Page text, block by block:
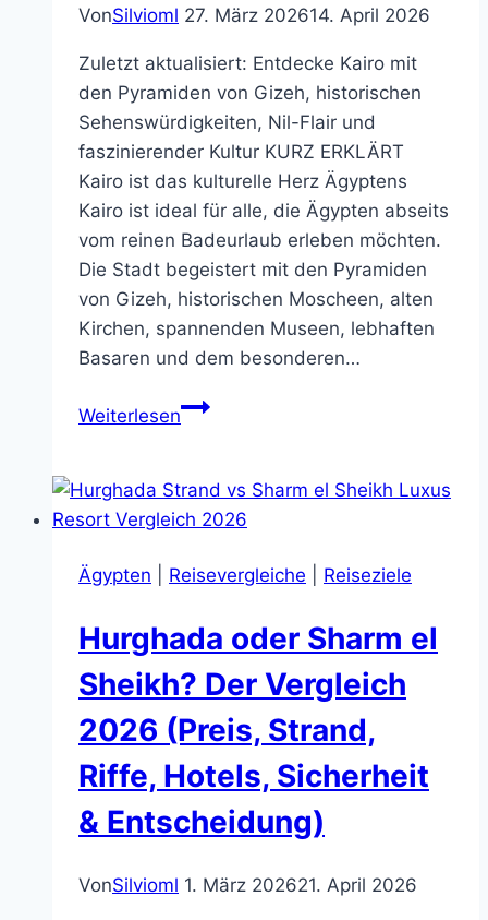
VonSilvioml 27. März 202614. April 2026
Zuletzt aktualisiert: Entdecke Kairo mit
den Pyramiden von Gizeh, historischen
Sehenswürdigkeiten, Nil-Flair und
faszinierender Kultur KURZ ERKLÄRT
Kairo ist das kulturelle Herz Ägyptens
Kairo ist ideal für alle, die Ägypten abseits
vom reinen Badeurlaub erleben möchten.
Die Stadt begeistert mit den Pyramiden
von Gizeh, historischen Moscheen, alten
Kirchen, spannenden Museen, lebhaften
Basaren und dem besonderen…
WeiterlesenKairo
Pyramiden,
Sehenswürdigkeiten
die
Tipps
Ägypten Reisevergleiche Reiseziele
Hurghada oder Sharm el
Sheikh? Der Vergleich
2026 (Preis, Strand,
Riffe, Hotels, Sicherheit
& Entscheidung)
VonSilvioml 1. März 202621. April 2026